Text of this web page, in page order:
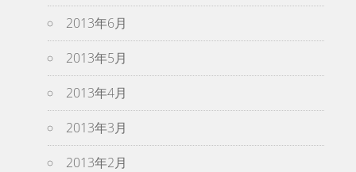
2013年6月
2013年5月
2013年4月
2013年3月
2013年2月